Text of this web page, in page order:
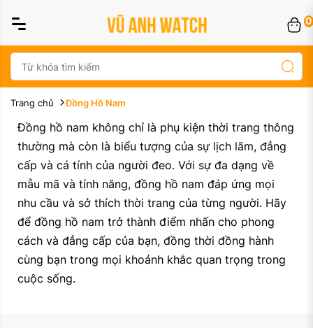
0
Trang chủ Đồng Hồ Nam
Đồng hồ nam không chỉ là phụ kiện thời trang thông
thường mà còn là biểu tượng của sự lịch lãm, đẳng
cấp và cá tính của người đeo. Với sự đa dạng về
mẫu mã và tính năng, đồng hồ nam đáp ứng mọi
nhu cầu và sở thích thời trang của từng người. Hãy
để đồng hồ nam trở thành điểm nhấn cho phong
cách và đẳng cấp của bạn, đồng thời đồng hành
cùng bạn trong mọi khoảnh khắc quan trọng trong
cuộc sống.